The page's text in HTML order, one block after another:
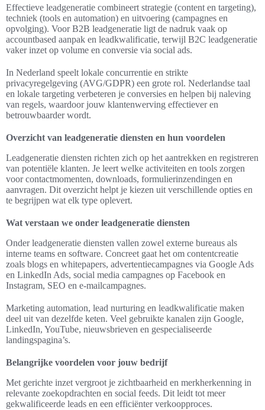
Effectieve leadgeneratie combineert strategie (content en targeting),
techniek (tools en automation) en uitvoering (campagnes en
opvolging). Voor B2B leadgeneratie ligt de nadruk vaak op
accountbased aanpak en leadkwalificatie, terwijl B2C leadgeneratie
vaker inzet op volume en conversie via social ads.
In Nederland speelt lokale concurrentie en strikte
privacyregelgeving (AVG/GDPR) een grote rol. Nederlandse taal
en lokale targeting verbeteren je conversies en helpen bij naleving
van regels, waardoor jouw klantenwerving effectiever en
betrouwbaarder wordt.
Overzicht van leadgeneratie diensten en hun voordelen
Leadgeneratie diensten richten zich op het aantrekken en registreren
van potentiële klanten. Je leert welke activiteiten en tools zorgen
voor contactmomenten, downloads, formulierinzendingen en
aanvragen. Dit overzicht helpt je kiezen uit verschillende opties en
te begrijpen wat elk type oplevert.
Wat verstaan we onder leadgeneratie diensten
Onder leadgeneratie diensten vallen zowel externe bureaus als
interne teams en software. Concreet gaat het om contentcreatie
zoals blogs en whitepapers, advertentiecampagnes via Google Ads
en LinkedIn Ads, social media campagnes op Facebook en
Instagram, SEO en e-mailcampagnes.
Marketing automation, lead nurturing en leadkwalificatie maken
deel uit van dezelfde keten. Veel gebruikte kanalen zijn Google,
LinkedIn, YouTube, nieuwsbrieven en gespecialiseerde
landingspagina’s.
Belangrijke voordelen voor jouw bedrijf
Met gerichte inzet vergroot je zichtbaarheid en merkherkenning in
relevante zoekopdrachten en social feeds. Dit leidt tot meer
gekwalificeerde leads en een efficiënter verkoopproces.